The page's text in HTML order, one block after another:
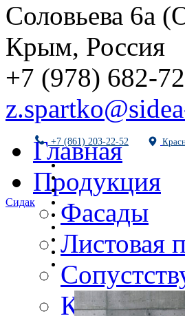
Соловьева 6а
Крым, Россия
+7 (978) 682-
Сидак
+7 (861) 203-22-52
Главная
Продукция
Фасады
Листовая